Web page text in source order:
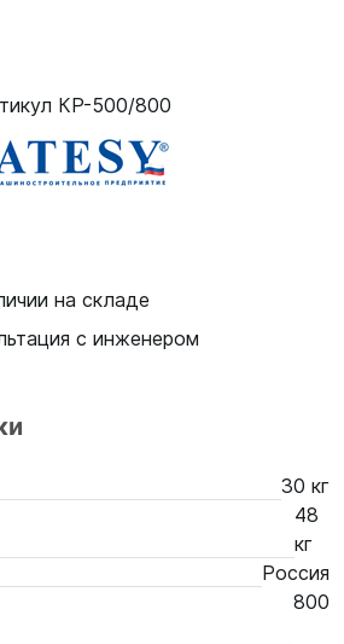
КР-500/800
на складе
с инженером
30 кг
48
кг
Россия
800